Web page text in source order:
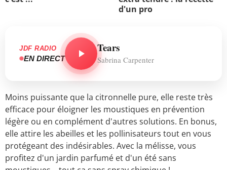
d'un pro
JDF RADIO
EN DIRECT
Tears
Sabrina Carpenter
Moins puissante que la citronnelle pure, elle reste très
efficace pour éloigner les moustiques en prévention
légère ou en complément d'autres solutions. En bonus,
elle attire les abeilles et les pollinisateurs tout en vous
protégeant des indésirables. Avec la mélisse, vous
profitez d'un jardin parfumé et d'un été sans